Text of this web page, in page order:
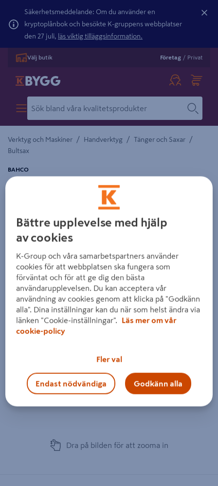
Säkerhetsmeddelande: Om du använder en
kryptoplånbok och besökte K-gruppens webbplatser
den 27 juli, läs viktig tilläggsinformation.
Välj butik Företag / Privat
Verktyg och Maskiner / Handverktyg / Tänger och Saxar /
Bultsax
BULTSAX 4559-36 4559-36
BAHCO
Detaljerad beskrivning finns i produktbeskrivningsområdet
Dra på bilden för att zooma in
Bättre upplevelse med hjälp
av cookies
K-Group och våra samarbetspartners använder
cookies för att webbplatsen ska fungera som
förväntat och för att ge dig den bästa
användarupplevelsen. Du kan acceptera vår
användning av cookies genom att klicka på "Godkänn
alla". Dina inställningar kan du när som helst ändra via
länken "Cookie-inställningar".
Läs mer om vår
cookie-policy
Fler val
Endast nödvändiga Godkänn alla